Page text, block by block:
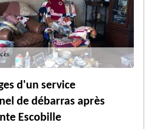
d'un service
de débarras après
Escobille